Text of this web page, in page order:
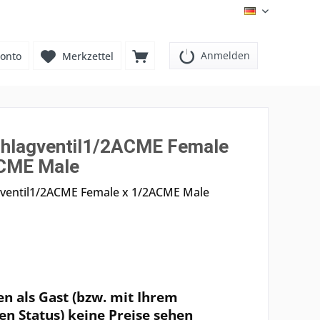
DE
Anmelden
Merkzettel
2ACME Female
Male
2ACME Female x 1/2ACME Male
als Gast (bzw. mit Ihrem
Status) keine Preise sehen